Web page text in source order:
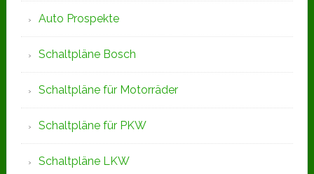
Auto Prospekte
Schaltpläne Bosch
Schaltpläne für Motorräder
Schaltpläne für PKW
Schaltpläne LKW